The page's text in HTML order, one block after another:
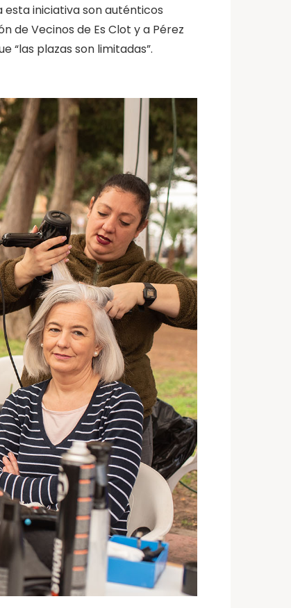
esta iniciativa son auténticos
de Vecinos de Es Clot y a Pérez
“las plazas son limitadas”.